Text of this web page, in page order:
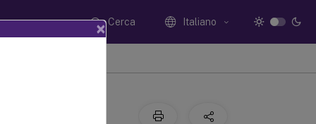
Cerca Italiano
×